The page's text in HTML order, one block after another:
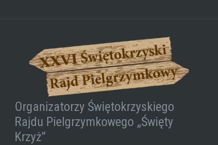
Organizatorzy Świętokrzyskiego
Rajdu Pielgrzymkowego „Święty
Krzyż”